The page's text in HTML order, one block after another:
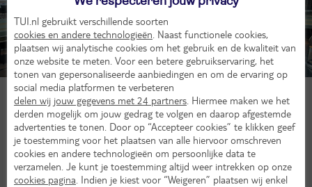
Zwembaden
De MSC Euribia beschikt over maar liefst 5 zwembaden voor jong
en oud. Het grootste zwembad van 1700 m² biedt volop plek voor
zowel plezier als ontspanning. Of je nu wilt relaxen of afkoelen,
het zwembad is de perfecte plek. De MSC Euribia heeft daarnaast
ook 3 avontuurlijke glijbanen voor de echte liefhebbers.
TUI.nl gebruikt verschillende soorten
cookies en andere technologieën . Naast functionele cookies,
plaatsen wij analytische cookies om het gebruik en de kwaliteit van
onze website te meten. Voor een betere gebruikservaring, het
tonen van gepersonaliseerde aanbiedingen en om de ervaring op
social media platformen te verbeteren
delen wij jouw gegevens met 24 partners . Hiermee maken we het
derden mogelijk om jouw gedrag te volgen en daarop afgestemde
advertenties te tonen. Door op “Accepteer cookies” te klikken geef
je toestemming voor het plaatsen van alle hiervoor omschreven
cookies en andere technologieën om persoonlijke data te
verzamelen. Je kunt je toestemming altijd weer intrekken op onze
cookies pagina . Indien je kiest voor “Weigeren” plaatsen wij enkel